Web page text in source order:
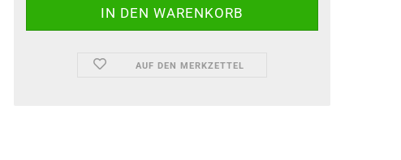
AUF DEN MERKZETTEL